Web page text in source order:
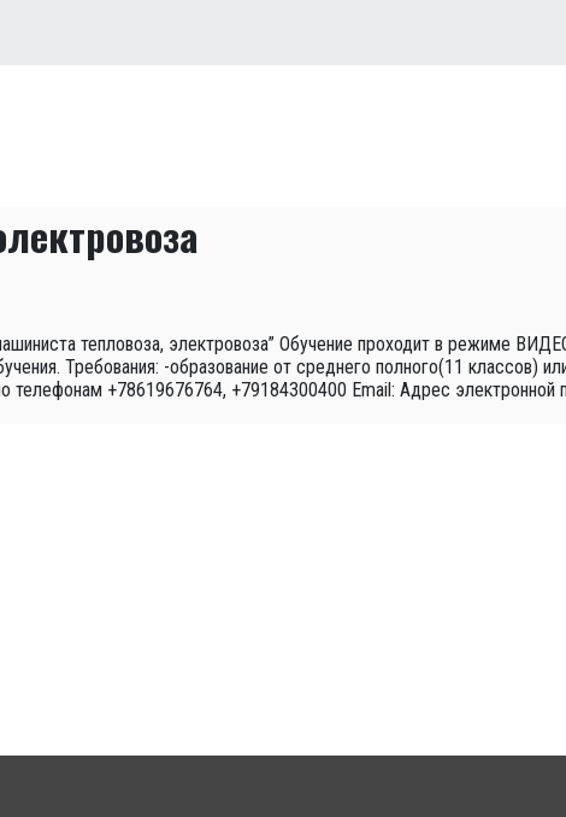
тепловоза, электровоза” Обучение проходит в режиме
Требования: -образование от среднего полного(11 классов)
телефонам +78619676764, +79184300400 Email: Адрес электронной